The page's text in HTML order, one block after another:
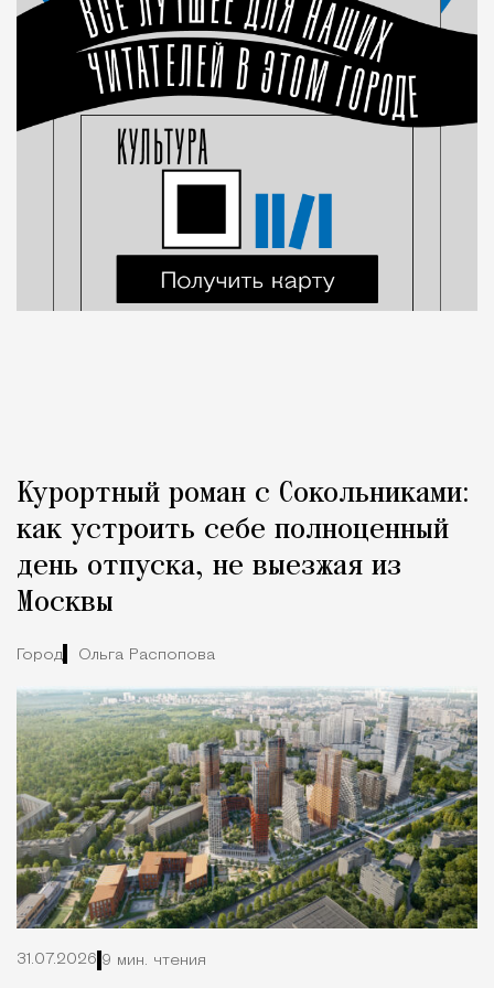
Курортный роман с Сокольниками:
как устроить себе полноценный
день отпуска, не выезжая из
Москвы
Город Ольга Распопова
31.07.2026 9 мин. чтения